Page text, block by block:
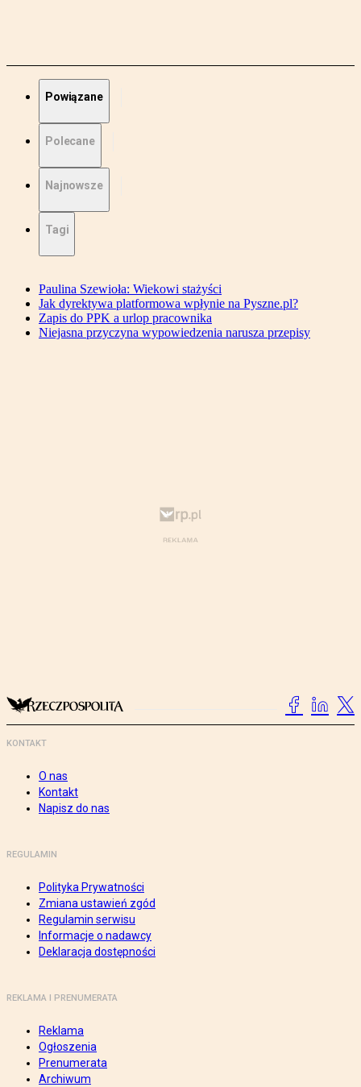
Powiązane
Polecane
Najnowsze
Tagi
Paulina Szewioła: Wiekowi stażyści
Jak dyrektywa platformowa wpłynie na Pyszne.pl?
Zapis do PPK a urlop pracownika
Niejasna przyczyna wypowiedzenia narusza przepisy
KONTAKT
O nas
Kontakt
Napisz do nas
REGULAMIN
Polityka Prywatności
Zmiana ustawień zgód
Regulamin serwisu
Informacje o nadawcy
Deklaracja dostępności
REKLAMA I PRENUMERATA
Reklama
Ogłoszenia
Prenumerata
Archiwum